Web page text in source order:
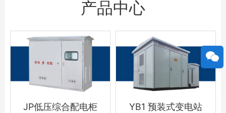
产品中心
JP低压综合配电柜 YB1 预装式变电站